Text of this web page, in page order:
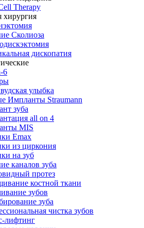
Therapy
хирургия
Сколиоза
дископатия
6
улыбка
Импланты Straumann
зуба
all on 4
MIS
Emax
из циркония
на зуб
каналов зуба
протез
костной ткани
зубов
зуба
чистка зубов
лифтинг